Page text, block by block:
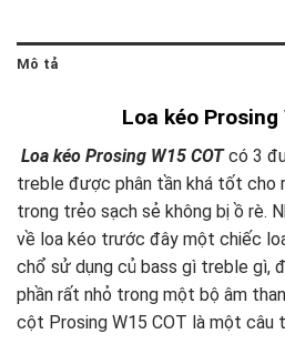
Mô tả
Loa kéo Prosing
Loa kéo Prosing W15 COTcó 3
treble được phân tần khá tốt cho
trong trẻo sạch sẻ không bị ồ rè.
về loa kéo trước đây một chiếc
chổ sử dụng củ bass gì treble gì,
phần rất nhỏ trong một bộ âm
cột Prosing W15 COT là một câu